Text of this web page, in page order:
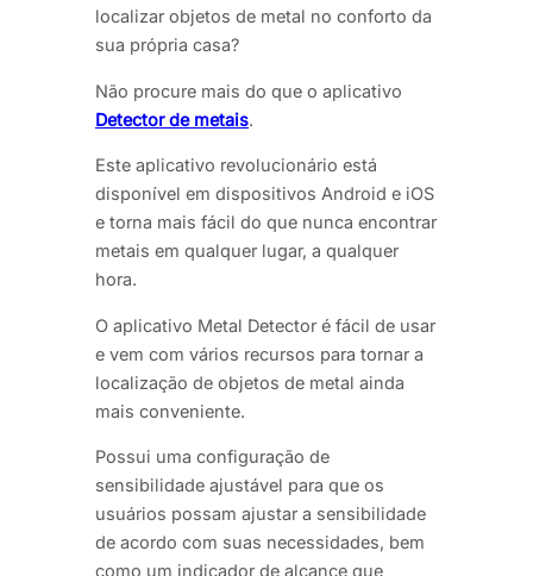
localizar objetos de metal no conforto da
sua própria casa?
Não procure mais do que o aplicativo
Detector de metais.
Este aplicativo revolucionário está
disponível em dispositivos Android e iOS
e torna mais fácil do que nunca encontrar
metais em qualquer lugar, a qualquer
hora.
O aplicativo Metal Detector é fácil de usar
e vem com vários recursos para tornar a
localização de objetos de metal ainda
mais conveniente.
Possui uma configuração de
sensibilidade ajustável para que os
usuários possam ajustar a sensibilidade
de acordo com suas necessidades, bem
como um indicador de alcance que